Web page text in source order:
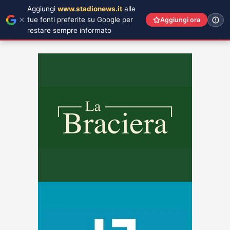
Aggiungi www.stadionews.it alle
tue fonti preferite su Google per
restare sempre informato
Aggiungi ora